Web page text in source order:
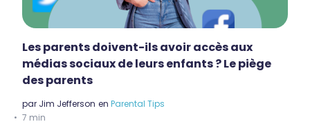
Les parents doivent-ils avoir accès aux
médias sociaux de leurs enfants ? Le piège
des parents
par Jim Jefferson en Parental Tips
7 min